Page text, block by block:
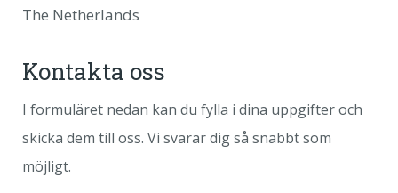
The Netherlands
Kontakta oss
I formuläret nedan kan du fylla i dina uppgifter och
skicka dem till oss. Vi svarar dig så snabbt som
möjligt.